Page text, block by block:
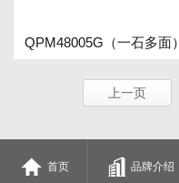
QPM48005G（一石多面）
上一页
首页 品牌介绍